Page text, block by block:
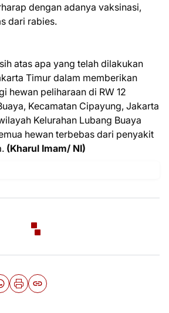
dengan adanya vaksinasi,
dari rabies.
atas apa yang telah dilakukan
Timur dalam memberikan
hewan peliharaan di RW 12
Kecamatan Cipayung, Jakarta
Kelurahan Lubang Buaya
hewan terbebas dari penyakit
(Kharul Imam/ NI)